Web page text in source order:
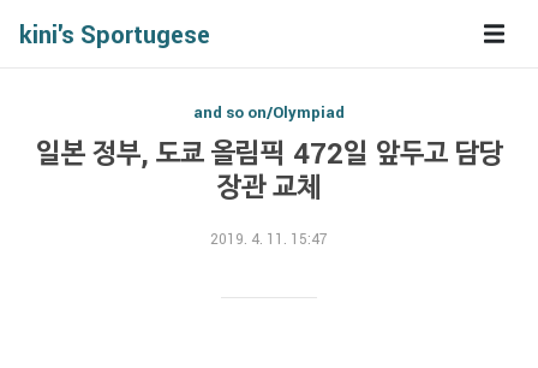
kini's Sportugese
and so on/Olympiad
일본 정부, 도쿄 올림픽 472일 앞두고 담당
장관 교체
2019. 4. 11. 15:47